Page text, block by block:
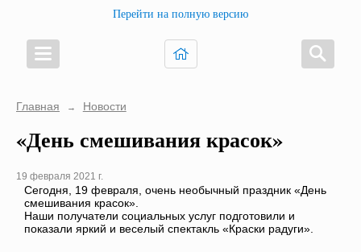
Перейти на полную версию
Главная → Новости
«День смешивания красок»
19 февраля 2021 г.
Сегодня, 19 февраля, очень необычный праздник «День
смешивания красок».
Наши получатели социальных услуг подготовили и
показали яркий и веселый спектакль «Краски радуги».